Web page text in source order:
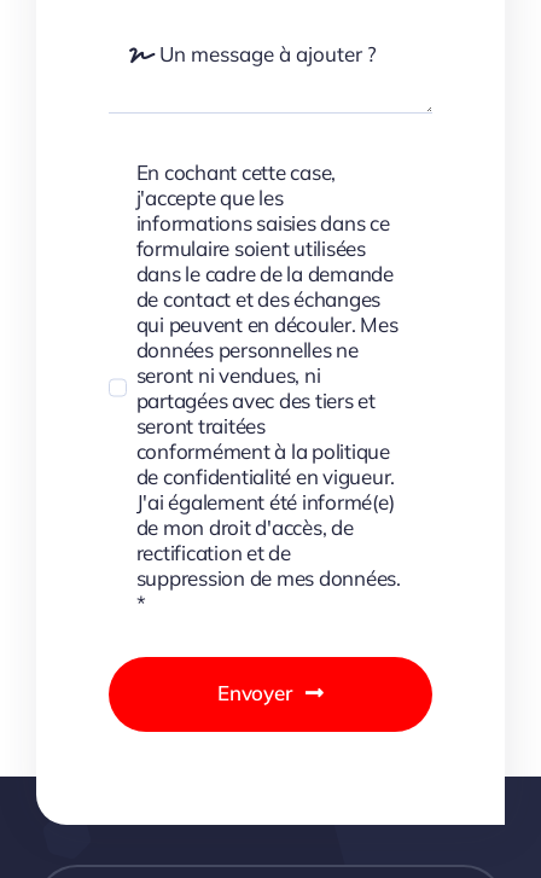
En cochant cette case,
j'accepte que les
informations saisies dans ce
formulaire soient utilisées
dans le cadre de la demande
de contact et des échanges
qui peuvent en découler. Mes
données personnelles ne
seront ni vendues, ni
partagées avec des tiers et
seront traitées
conformément à la politique
de confidentialité en vigueur.
J'ai également été informé(e)
de mon droit d'accès, de
rectification et de
suppression de mes données.
*
Envoyer